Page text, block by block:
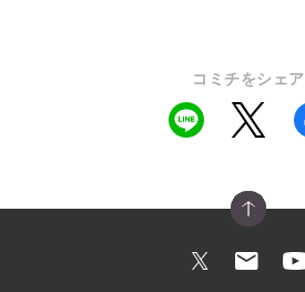
コミチをシェア